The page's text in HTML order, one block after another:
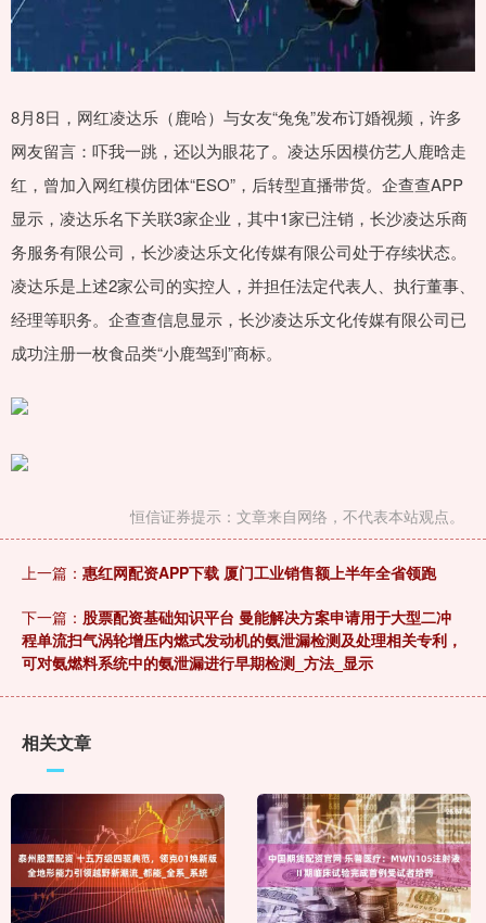
8月8日，网红凌达乐（鹿哈）与女友“兔兔”发布订婚视频，许多
网友留言：吓我一跳，还以为眼花了。凌达乐因模仿艺人鹿晗走
红，曾加入网红模仿团体“ESO”，后转型直播带货。企查查APP
显示，凌达乐名下关联3家企业，其中1家已注销，长沙凌达乐商
务服务有限公司，长沙凌达乐文化传媒有限公司处于存续状态。
凌达乐是上述2家公司的实控人，并担任法定代表人、执行董事、
经理等职务。企查查信息显示，长沙凌达乐文化传媒有限公司已
成功注册一枚食品类“小鹿驾到”商标。
恒信证券提示：文章来自网络，不代表本站观点。
上一篇： 惠红网配资APP下载 厦门工业销售额上半年全省领跑
下一篇： 股票配资基础知识平台 曼能解决方案申请用于大型二冲
程单流扫气涡轮增压内燃式发动机的氨泄漏检测及处理相关专利，
可对氨燃料系统中的氨泄漏进行早期检测_方法_显示
相关文章